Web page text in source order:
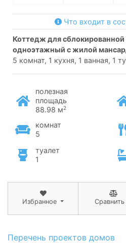
Что входит в
коттедж для сблокированной застройки
одноэтажный с жилой
5 комнат, 1 кухня, 1 ванная, 1
полезная
площадь
88.98 м2
комнат
5
туалет
1
Избранное Сравнить
Перечень проектов домов